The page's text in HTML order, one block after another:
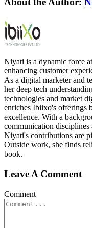
Niyati is a dynamic force
enhancing customer
As a digital marketer and
her deep tech
technologies and market
enriches Ibiixo's offerings
excellence. With a
communication disciplines
Niyati's contributions are
Outside work, she finds
book.
Leave A Comment
Comment